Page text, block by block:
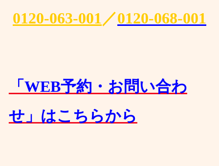
0120-063-001／0120-068-001
「WEB予約・お問い合わ
せ」はこちらから